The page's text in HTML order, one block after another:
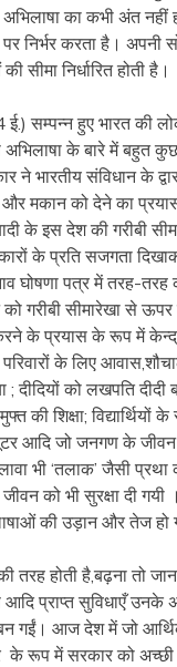
का कभी अंत नहीं
पर निर्भर करता है। अपनी
सीमा निर्धारित होती है।
सम्पन्न हुए भारत की
अभिलाषा के बारे में बहुत
ने भारतीय संविधान के
और मकान को देने का
के इस देश की गरीबी
के प्रति सजगता
घोषणा पत्र में तरह-तरह
गरीबी सीमारेखा से
के प्रयास के रूप में
के लिए
दीदियों को लखपति दीदी
की शिक्षा; विद्यार्थियों
आदि जो जनगण के
भी ‘तलाक’ जैसी प्रथा
को भी सुरक्षा दी गयी
की उड़ान और तेज हो
तरह होती है,बढ़ना तो
आदि प्राप्त सुविधाएँ उनके
बन गईं। आज देश में जो
के रूप में सरकार को